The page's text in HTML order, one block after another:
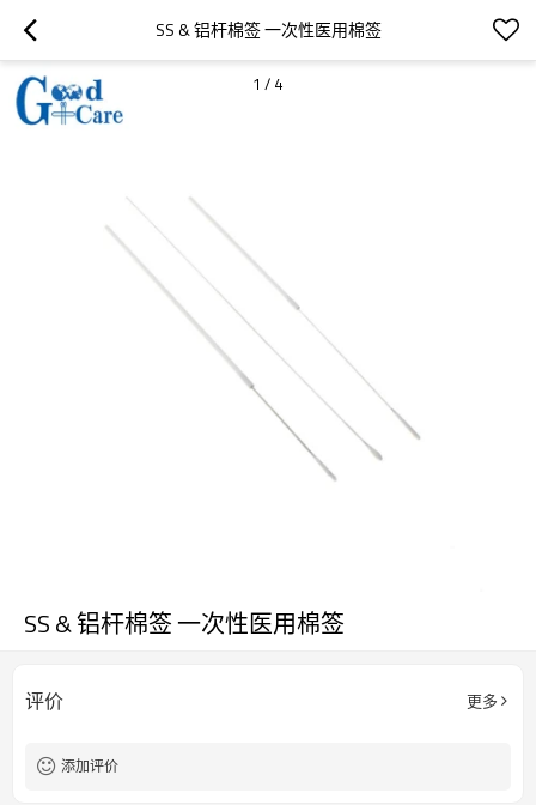
SS & 铝杆棉签 一次性医用棉签
1 / 4
SS & 铝杆棉签 一次性医用棉签
评价 更多
添加评价